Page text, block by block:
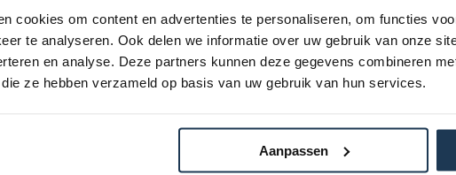
cookies om content en advertenties te personaliseren, om functies
te analyseren. Ook delen we informatie over uw gebruik van onze
en analyse. Deze partners kunnen deze gegevens combineren
ze hebben verzameld op basis van uw gebruik van hun services.
Aanpassen
1,5
de volgende categorie(ën)